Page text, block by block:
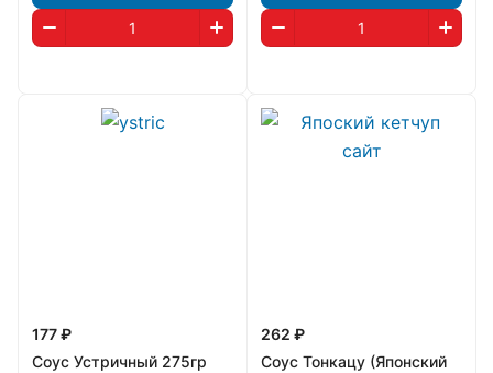
177 ₽
Соус Устричный 275гр
262 ₽
Соус Тонкацу (Японский